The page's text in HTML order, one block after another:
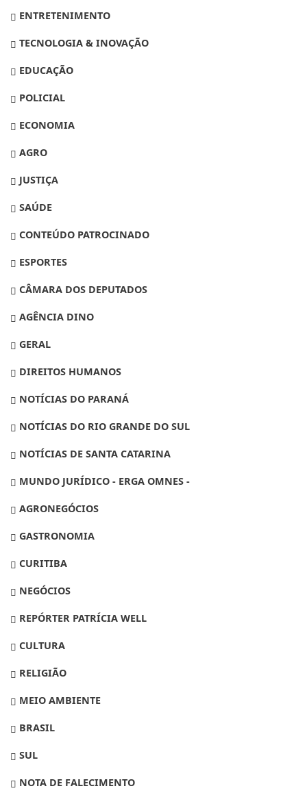
ENTRETENIMENTO
TECNOLOGIA & INOVAÇÃO
EDUCAÇÃO
POLICIAL
ECONOMIA
AGRO
JUSTIÇA
SAÚDE
CONTEÚDO PATROCINADO
ESPORTES
CÂMARA DOS DEPUTADOS
AGÊNCIA DINO
GERAL
DIREITOS HUMANOS
NOTÍCIAS DO PARANÁ
NOTÍCIAS DO RIO GRANDE DO SUL
NOTÍCIAS DE SANTA CATARINA
MUNDO JURÍDICO - ERGA OMNES -
AGRONEGÓCIOS
GASTRONOMIA
CURITIBA
NEGÓCIOS
REPÓRTER PATRÍCIA WELL
CULTURA
RELIGIÃO
MEIO AMBIENTE
BRASIL
SUL
NOTA DE FALECIMENTO